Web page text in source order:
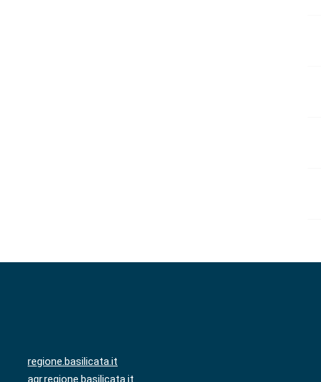
regione.basilicata.it
agr.regione.basilicata.it